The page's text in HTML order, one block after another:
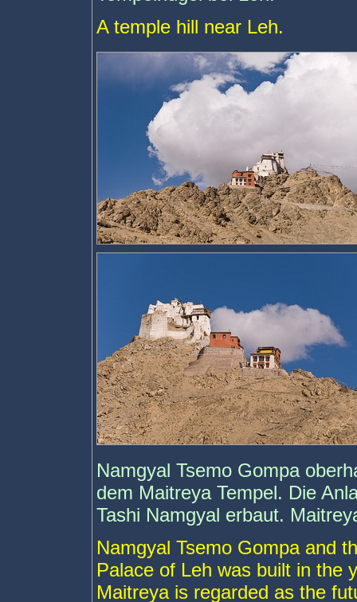
A temple hill near Leh.
Namgyal Tsemo Gompa
dem Maitreya Tempel. Die
Tashi Namgyal erbaut.
Namgyal Tsemo Gompa and
Palace of Leh was built in the
Maitreya is regarded as the